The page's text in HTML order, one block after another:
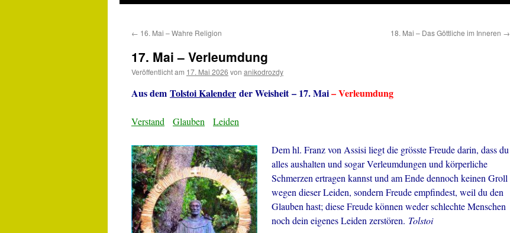
← 16. Mai – Wahre Religion 18. Mai – Das Göttliche im Inneren →
17. Mai – Verleumdung
Veröffentlicht am 17. Mai 2026 von anikodrozdy
Aus dem Tolstoi Kalender der Weisheit – 17. Mai– Verleumdung
Verstand Glauben Leiden
Dem hl. Franz von Assisi liegt die grösste Freude darin, dass du
alles aushalten und sogar Verleumdungen und körperliche
Schmerzen ertragen kannst und am Ende dennoch keinen Groll
wegen dieser Leiden, sondern Freude empfindest, weil du den
Glauben hast; diese Freude können weder schlechte Menschen
noch dein eigenes Leiden zerstören. Tolstoi